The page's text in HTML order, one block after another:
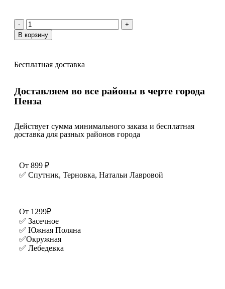
В корзину
Бесплатная доставка
Доставляем во все районы в черте города
Пенза
Действует сумма минимального заказа и бесплатная
доставка для разных районов города
От 899 ₽
✅ Спутник, Терновка, Натальи Лавровой
От 1299₽
✅ Засечное
✅ Южная Поляна
✅Окружная
✅ Лебедевка